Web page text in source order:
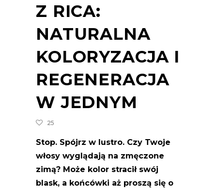
Z RICA:
NATURALNA
KOLORYZACJA I
REGENERACJA
W JEDNYM
25
Stop. Spójrz w lustro. Czy Twoje
włosy wyglądają na zmęczone
zimą? Może kolor stracił swój
blask, a końcówki aż proszą się o